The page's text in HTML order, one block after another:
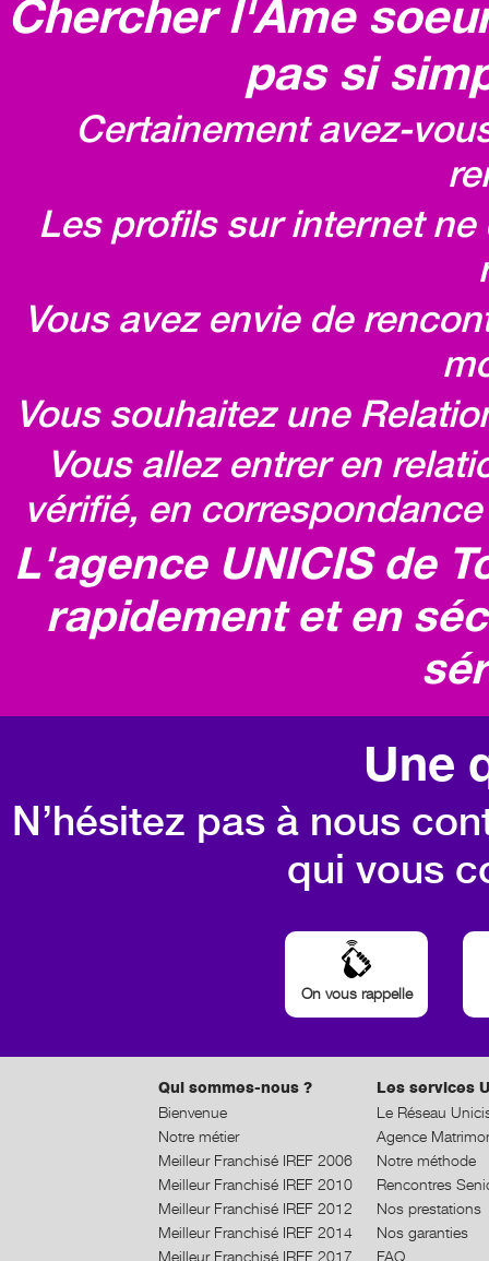
Chercher l'Âme
pas si
Certainement avez-
Les profils sur internet
Vous avez envie de
Vous souhaitez une
Vous allez entrer en
vérifié, en
L'agence UNICIS de
rapidement et en
Une
N’hésitez pas à nous
qui vous
On vous rappelle
Qui sommes-nous ?
Bienvenue
Notre métier
Meilleur Franchisé IREF 2006
Meilleur Franchisé IREF 2010
Meilleur Franchisé IREF 2012
Meilleur Franchisé IREF 2014
Meilleur Franchisé IREF 2017
Les services
Le Réseau
Agence
Notre méthode
Rencontres
Nos prestations
Nos garanties
FAQ